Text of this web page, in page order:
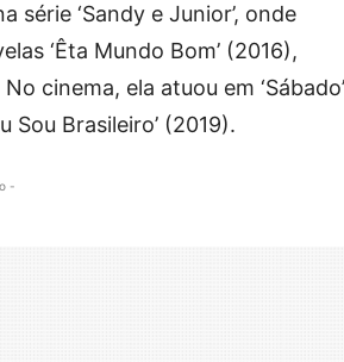
série ‘Sandy e Junior’, onde
‘Êta Mundo Bom’ (2016),
cinema, ela atuou em ‘Sábado’
Sou Brasileiro’ (2019).
-